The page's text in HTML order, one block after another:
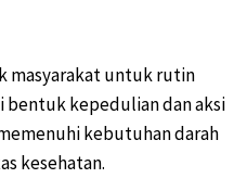
masyarakat untuk rutin
bentuk kepedulian dan aksi
kebutuhan darah
kesehatan.